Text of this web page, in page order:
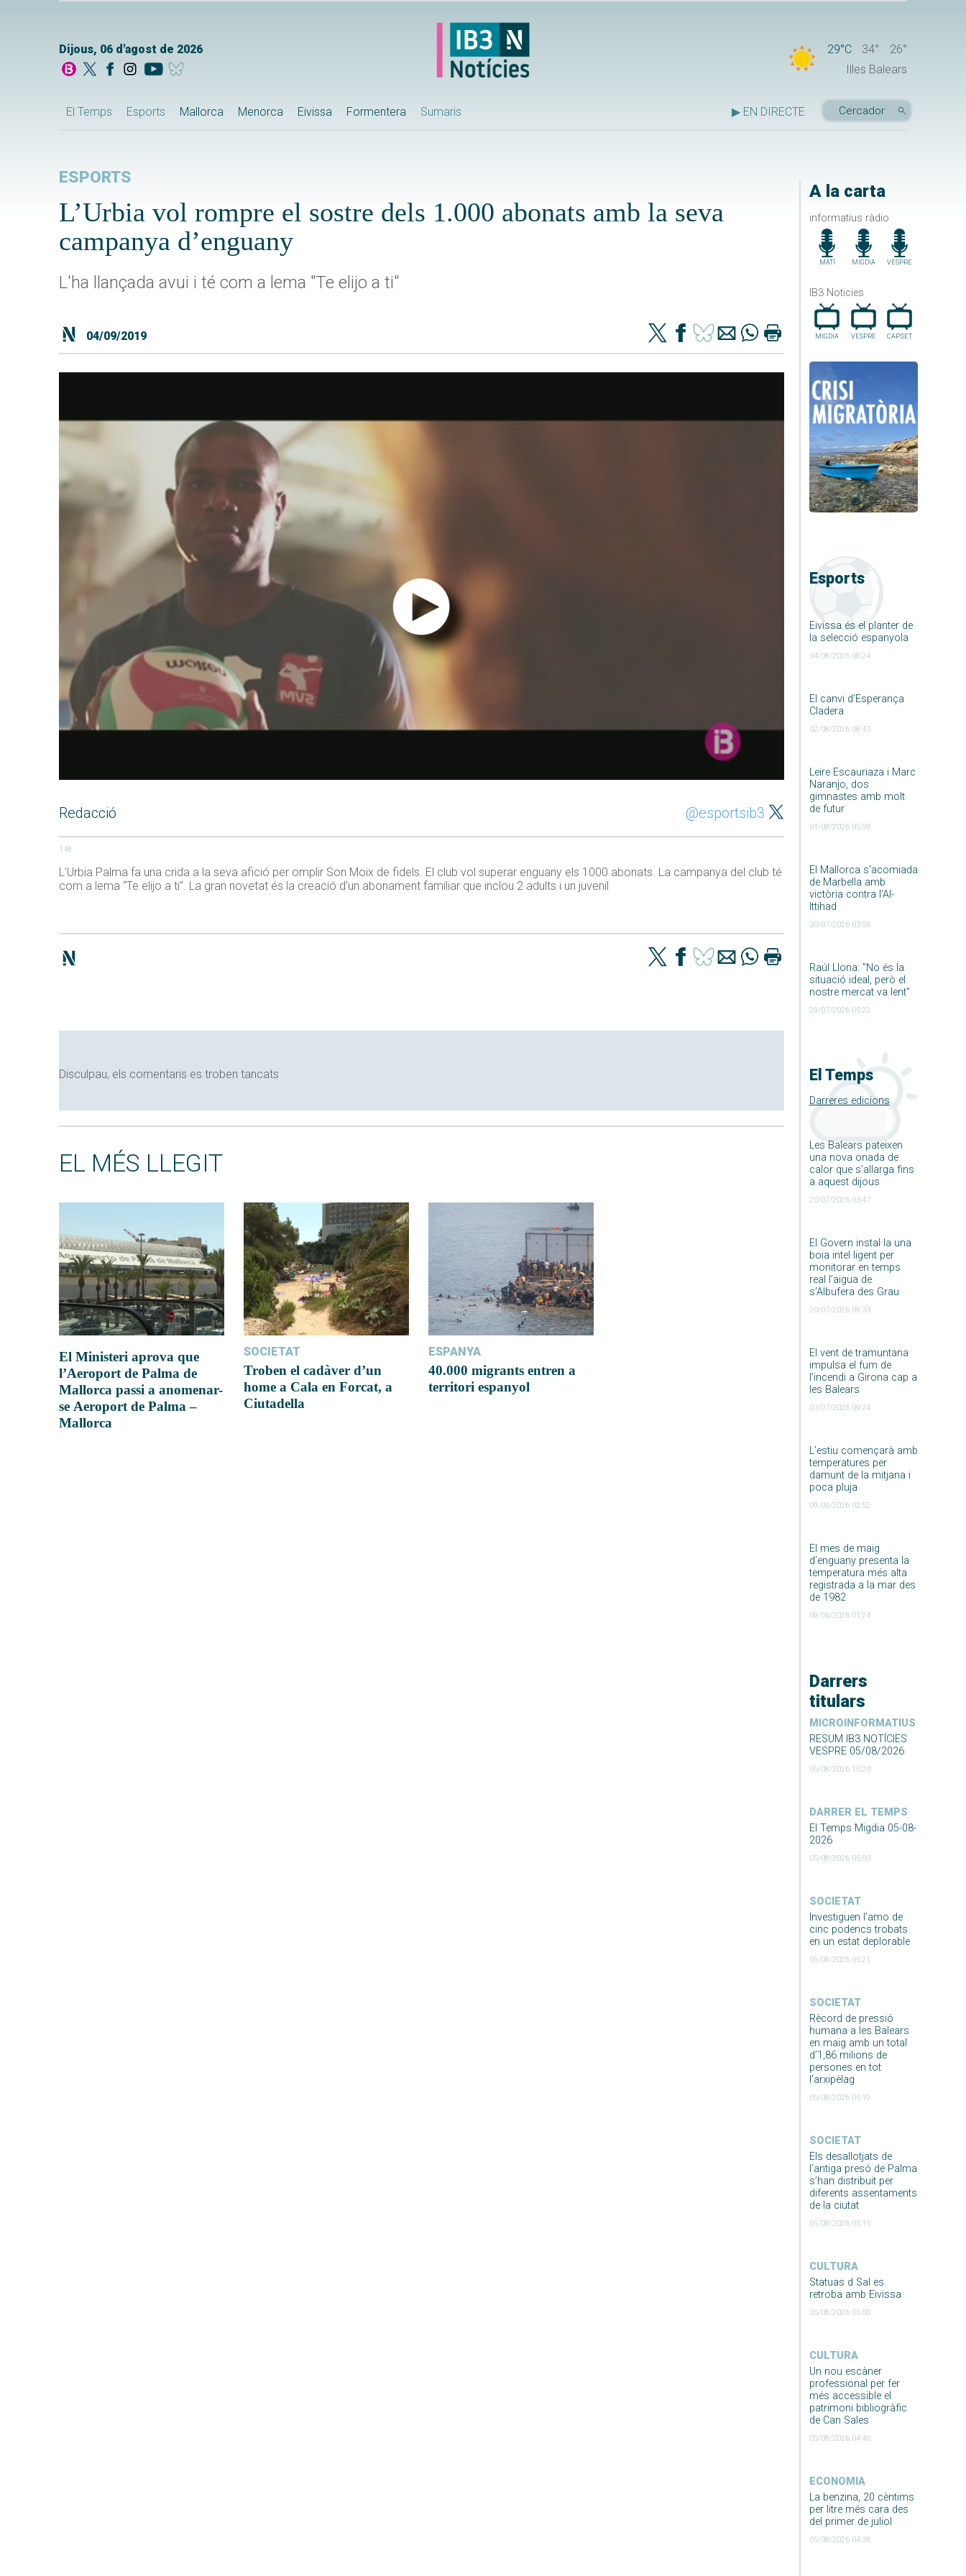
Dijous, 06 d'agost de 2026 29°C 34°
26°
Illes Balears
El Temps Esports Mallorca Menorca Eivissa Formentera Sumaris ▶ EN DIRECTE
A la carta
informatius ràdio
MATÍ MIGDIA VESPRE
IB3 Noticies
MIGDIA VESPRE CAP.SET
Esports
Eivissa és el planter de
la selecció espanyola
04/08/2026 08:24
El canvi d’Esperança
Cladera
02/08/2026 08:43
Leire Escauriaza i Marc
Naranjo, dos
gimnastes amb molt
de futur
01/08/2026 05:59
El Mallorca s’acomiada
de Marbella amb
victòria contra l’Al-
Ittihad
30/07/2026 03:56
Raúl Llona: ”No és la
situació ideal, però el
nostre mercat va lent”
29/07/2026 05:22
El Temps
Darreres edicions
Les Balears pateixen
una nova onada de
calor que s’allarga fins
a aquest dijous
20/07/2026 03:47
El Govern instal·la una
boia intel·ligent per
monitorar en temps
real l’aigua de
s’Albufera des Grau
20/07/2026 09:33
El vent de tramuntana
impulsa el fum de
l’incendi a Girona cap a
les Balears
03/07/2026 09:24
L’estiu començarà amb
temperatures per
damunt de la mitjana i
poca pluja
09/06/2026 02:52
El mes de maig
d’enguany presenta la
temperatura més alta
registrada a la mar des
de 1982
09/06/2026 01:24
Darrers
titulars
MICROINFORMATIUS
RESUM IB3 NOTÍCIES
VESPRE 05/08/2026
05/08/2026 10:20
DARRER EL TEMPS
El Temps Migdia 05-08-
2026
05/08/2026 05:00
SOCIETAT
Investiguen l’amo de
cinc podencs trobats
en un estat deplorable
05/08/2026 05:21
SOCIETAT
Rècord de pressió
humana a les Balears
en maig amb un total
d’1,86 milions de
persones en tot
l’arxipèlag
05/08/2026 05:19
SOCIETAT
Els desallotjats de
l’antiga presó de Palma
s’han distribuit per
diferents assentaments
de la ciutat
05/08/2026 05:15
CULTURA
Statuas d Sal es
retroba amb Eivissa
05/08/2026 05:00
CULTURA
Un nou escàner
professional per fer
més accessible el
patrimoni bibliogràfic
de Can Sales
05/08/2026 04:46
ECONOMIA
La benzina, 20 cèntims
per litre més cara des
del primer de juliol
05/08/2026 04:36
ESPORTS
L’Urbia vol rompre el sostre dels 1.000 abonats amb la seva
campanya d’enguany
L'ha llançada avui i té com a lema "Te elijo a ti"
04/09/2019
Redacció @esportsib3
148
L’Urbia Palma fa una crida a la seva afició per omplir Son Moix de fidels. El club vol superar enguany els 1000 abonats. La campanya del club té
com a lema “Te elijo a ti”. La gran novetat és la creació d’un abonament familiar que inclou 2 adults i un juvenil
Disculpau, els comentaris es troben tancats
EL MÉS LLEGIT
El Ministeri aprova que
l’Aeroport de Palma de
Mallorca passi a anomenar-
se Aeroport de Palma –
Mallorca
SOCIETAT
Troben el cadàver d’un
home a Cala en Forcat, a
Ciutadella
ESPANYA
40.000 migrants entren a
territori espanyol